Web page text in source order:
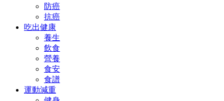
防癌
抗癌
吃出健康
養生
飲食
營養
食安
食譜
運動減重